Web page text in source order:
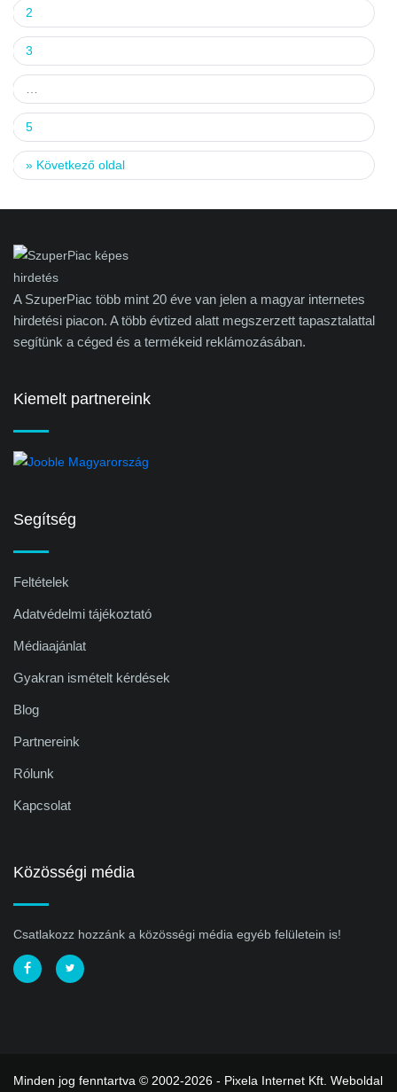
2
3
5
» Következő oldal
A SzuperPiac több mint 20 éve van jelen a magyar internetes
hirdetési piacon. A több évtized alatt megszerzett tapasztalattal
segítünk a céged és a termékeid reklámozásában.
Kiemelt partnereink
Segítség
Feltételek
Adatvédelmi tájékoztató
Médiaajánlat
Gyakran ismételt kérdések
Blog
Partnereink
Rólunk
Kapcsolat
Közösségi média
Csatlakozz hozzánk a közösségi média egyéb felületein is!
Minden jog fenntartva © 2002-2026 - Pixela Internet Kft. Weboldal